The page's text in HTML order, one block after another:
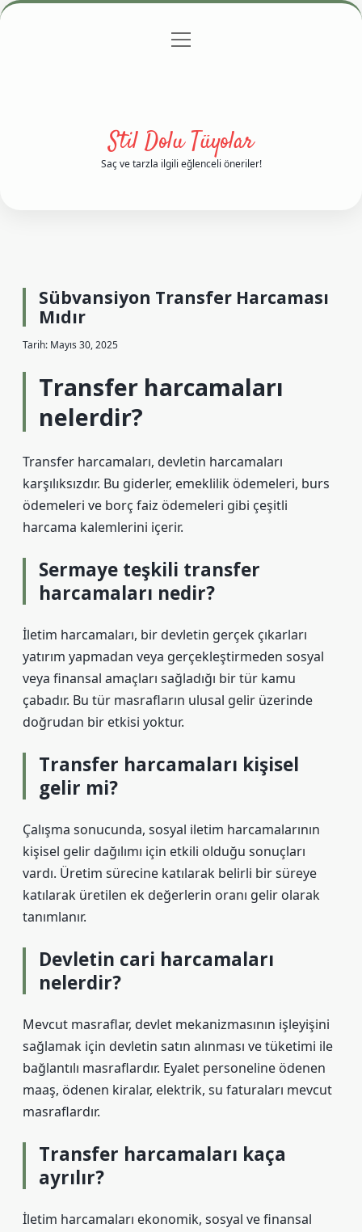
Gizlilik Politikası
menüyü
Stil Dolu Tüyolar
Saç ve tarzla ilgili eğlenceli öneriler!
Sübvansiyon Transfer Harcaması
Mıdır
Tarih: Mayıs 30, 2025
Transfer harcamaları
nelerdir?
Transfer harcamaları, devletin harcamaları
karşılıksızdır. Bu giderler, emeklilik ödemeleri, burs
ödemeleri ve borç faiz ödemeleri gibi çeşitli
harcama kalemlerini içerir.
Sermaye teşkili transfer
harcamaları nedir?
İletim harcamaları, bir devletin gerçek çıkarları
yatırım yapmadan veya gerçekleştirmeden sosyal
veya finansal amaçları sağladığı bir tür kamu
çabadır. Bu tür masrafların ulusal gelir üzerinde
doğrudan bir etkisi yoktur.
Transfer harcamaları kişisel
gelir mi?
Çalışma sonucunda, sosyal iletim harcamalarının
kişisel gelir dağılımı için etkili olduğu sonuçları
vardı. Üretim sürecine katılarak belirli bir süreye
katılarak üretilen ek değerlerin oranı gelir olarak
tanımlanır.
Devletin cari harcamaları
nelerdir?
Mevcut masraflar, devlet mekanizmasının işleyişini
sağlamak için devletin satın alınması ve tüketimi ile
bağlantılı masraflardır. Eyalet personeline ödenen
maaş, ödenen kiralar, elektrik, su faturaları mevcut
masraflardır.
Transfer harcamaları kaça
ayrılır?
İletim harcamaları ekonomik, sosyal ve finansal